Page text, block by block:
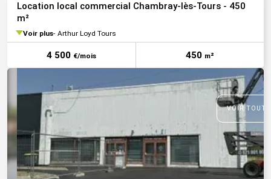
Location local commercial Chambray-lès-Tours - 450
m²
Voir plus Arthur Loyd Tours
4 500 €/mois 450 m²
VOIR